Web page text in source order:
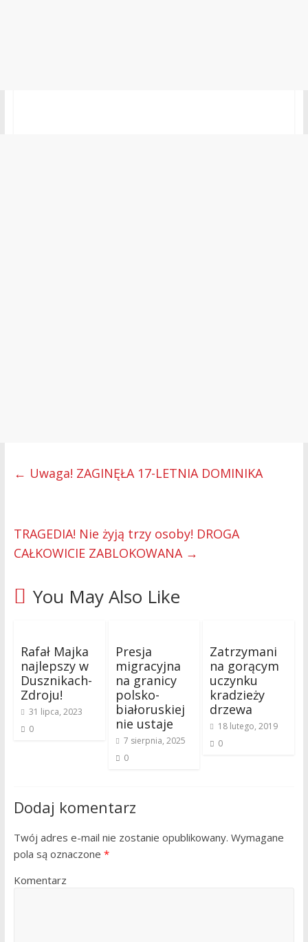
← Uwaga! ZAGINĘŁA 17-LETNIA DOMINIKA
TRAGEDIA! Nie żyją trzy osoby! DROGA
CAŁKOWICIE ZABLOKOWANA →
You May Also Like
Rafał Majka
najlepszy w
Dusznikach-
Zdroju!
31 lipca, 2023
0
Presja
migracyjna
na granicy
polsko-
białoruskiej
nie ustaje
7 sierpnia, 2025
0
Zatrzymani
na gorącym
uczynku
kradzieży
drzewa
18 lutego, 2019
0
Dodaj komentarz
Twój adres e-mail nie zostanie opublikowany. Wymagane
pola są oznaczone *
Komentarz